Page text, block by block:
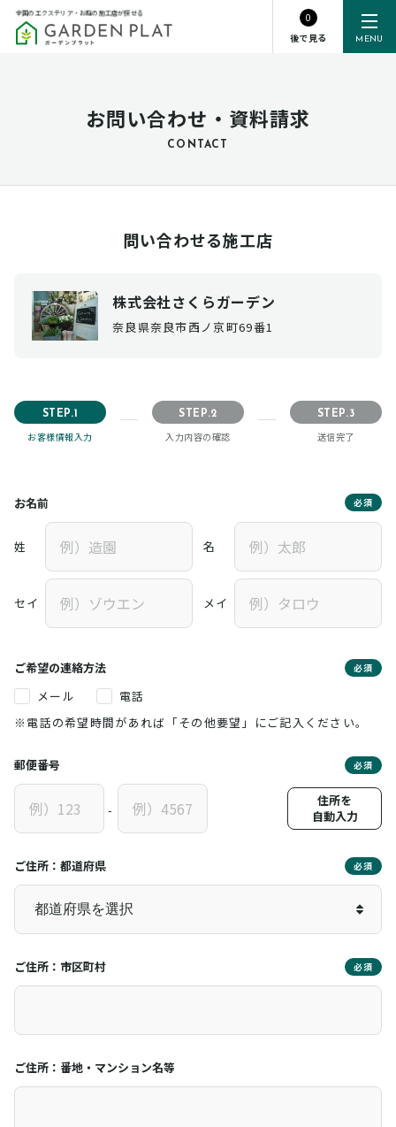
MENU
全国のエクステリア・お庭の施工店が探せる
0
後で見る
お問い合わせ・資料請求
CONTACT
問い合わせる施工店
株式会社さくらガーデン
奈良県奈良市西ノ京町69番1
STEP.1
お客様情報入力
STEP.2
入力内容の確認
STEP.3
送信完了
お名前 必須
姓 名
セイ メイ
ご希望の連絡方法 必須
メール
電話
※電話の希望時間があれば「その他要望」にご記入ください。
郵便番号 必須
-
住所を
自動入力
ご住所：都道府県 必須
ご住所：市区町村 必須
ご住所：番地・マンション名等